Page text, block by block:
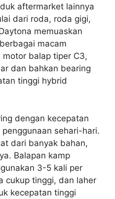
aftermarket lainnya
dari roda, roda gigi,
memuaskan
macam
balap tiper C3,
dan bahkan bearing
tinggi hybrid
dengan kecepatan
sehari-hari.
dari banyak bahan,
Balapan kamp
3-5 kali per
cukup tinggi, dan laher
kecepatan tinggi